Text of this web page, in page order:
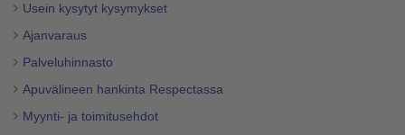
Usein kysytyt kysymykset
Ajanvaraus
Palveluhinnasto
Apuvälineen hankinta Respectassa
Myynti- ja toimitusehdot